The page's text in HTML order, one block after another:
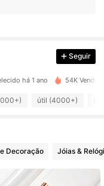
Seguir
há 1 ano 54K
útil (4000+)
Decoração Jóias &